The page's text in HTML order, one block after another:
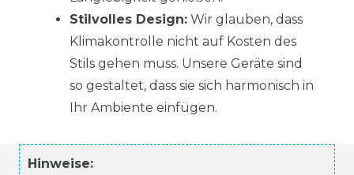
Stilvolles Design: Wir glauben, dass
Klimakontrolle nicht auf Kosten des
Stils gehen muss. Unsere Geräte sind
so gestaltet, dass sie sich harmonisch in
Ihr Ambiente einfügen.
Hinweise: